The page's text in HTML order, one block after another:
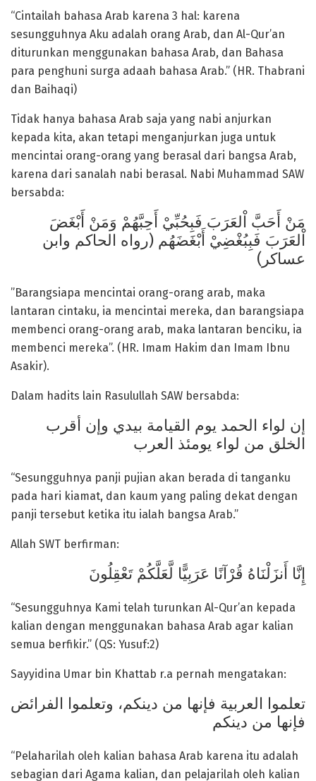
“Cintailah bahasa Arab karena 3 hal: karena
sesungguhnya Aku adalah orang Arab, dan Al-Qur’an
diturunkan menggunakan bahasa Arab, dan Bahasa
para penghuni surga adaah bahasa Arab.” (HR. Thabrani
dan Baihaqi)
Tidak hanya bahasa Arab saja yang nabi anjurkan
kepada kita, akan tetapi menganjurkan juga untuk
mencintai orang-orang yang berasal dari bangsa Arab,
karena dari sanalah nabi berasal. Nabi Muhammad SAW
bersabda:
مَنْ أَحَبَّ اْلعَرَبَ فَبِحُبِّيْ أَحِبَّهُمْ وَمَنْ أَبْغَضَ
اْلعَرَبَ فَبِبُغْضِيْ أَبْغَضَهُم (رواه الحاكم وابن
عساكر)
”Barangsiapa mencintai orang-orang arab, maka
lantaran cintaku, ia mencintai mereka, dan barangsiapa
membenci orang-orang arab, maka lantaran benciku, ia
membenci mereka”. (HR. Imam Hakim dan Imam Ibnu
Asakir).
Dalam hadits lain Rasulullah SAW bersabda:
إن لواء الحمد يوم القيامة بيدي وإن أقرب
الخلق من لواء يومئذ العرب
“Sesungguhnya panji pujian akan berada di tanganku
pada hari kiamat, dan kaum yang paling dekat dengan
panji tersebut ketika itu ialah bangsa Arab.”
Allah SWT berfirman:
إِنَّا أَنزَلْنَاهُ قُرْآنًا عَرَبِيًّا لَّعَلَّكُمْ تَعْقِلُونَ
“Sesungguhnya Kami telah turunkan Al-Qur’an kepada
kalian dengan menggunakan bahasa Arab agar kalian
semua berfikir.” (QS: Yusuf:2)
Sayyidina Umar bin Khattab r.a pernah mengatakan:
تعلموا العربية فإنها من دينكم، وتعلموا الفرائض
فإنها من دينكم
“Pelaharilah oleh kalian bahasa Arab karena itu adalah
sebagian dari Agama kalian, dan pelajarilah oleh kalian